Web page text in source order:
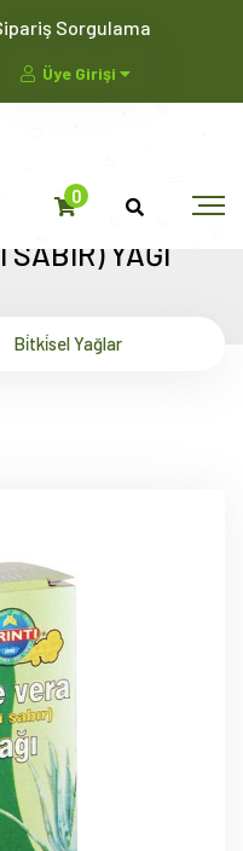
Sorgulama
Üye Girişi
0
SABIR) YAĞI
Bi̇tki̇sel Yağlar